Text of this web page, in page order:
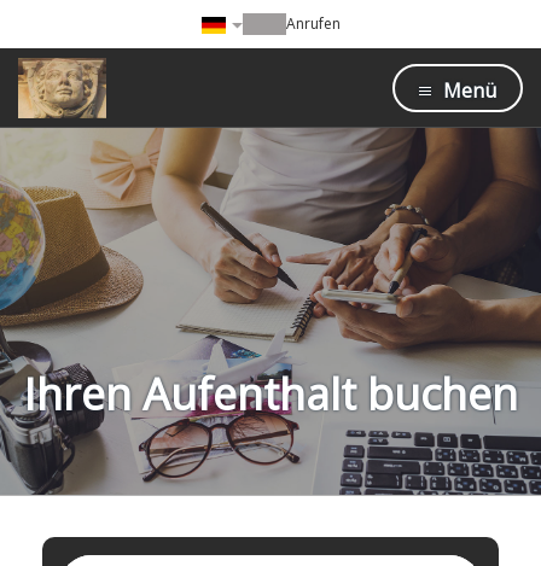
Anrufen
Menü
Ihren Aufenthalt buchen